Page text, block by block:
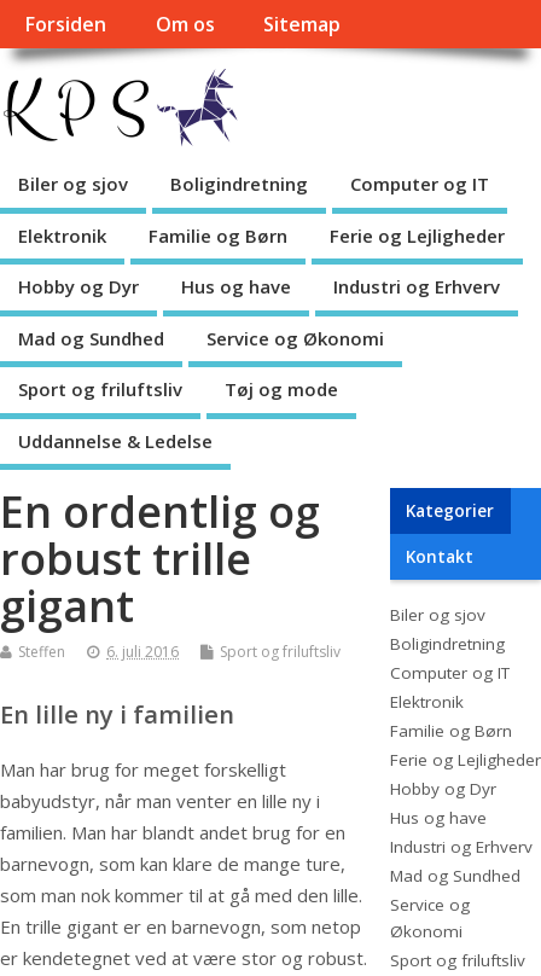
Forsiden Om os Sitemap
Biler og sjov Boligindretning Computer og IT
Elektronik Familie og Børn Ferie og Lejligheder
Hobby og Dyr Hus og have Industri og Erhverv
Mad og Sundhed Service og Økonomi
Sport og friluftsliv Tøj og mode
Uddannelse & Ledelse
En ordentlig og
robust trille
gigant
Steffen 6. juli 2016 Sport og friluftsliv
En lille ny i familien
Man har brug for meget forskelligt
babyudstyr, når man venter en lille ny i
familien. Man har blandt andet brug for en
barnevogn, som kan klare de mange ture,
som man nok kommer til at gå med den lille.
En trille gigant er en barnevogn, som netop
er kendetegnet ved at være stor og robust.
Kategorier
Kontakt
Biler og sjov
Boligindretning
Computer og IT
Elektronik
Familie og Børn
Ferie og Lejligheder
Hobby og Dyr
Hus og have
Industri og Erhverv
Mad og Sundhed
Service og
Økonomi
Sport og friluftsliv